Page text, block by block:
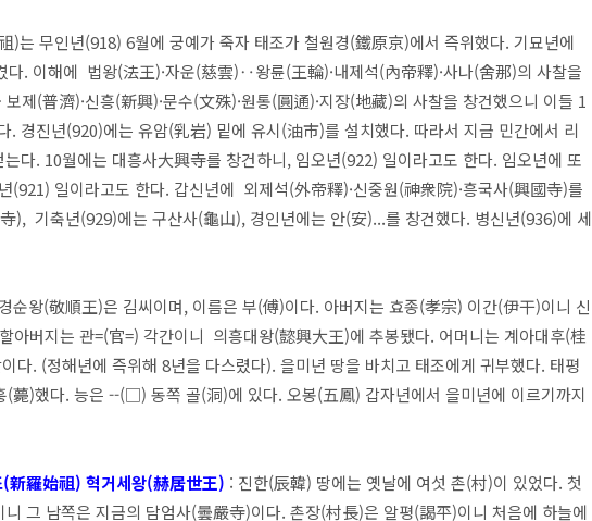
)는 무인년(918) 6월에 궁예가 죽자 태조가 철원경(鐵原京)에서 즉위했다. 기묘년에
다. 이해에 법왕(法王)·자운(慈雲)‥왕륜(王輪)·내제석(內帝釋)·사나(舍那)의 사찰을
제(普濟)·신흥(新興)·문수(文殊)·원통(圓通)·지장(地藏)의 사찰을 창건했으니 이들 1
. 경진년(920)에는 유암(乳岩) 밑에 유시(油市)를 설치했다. 따라서 지금 민간에서 리
다. 10월에는 대흥사大興寺를 창건하니, 임오년(922) 일이라고도 한다. 임오년에 또
(921) 일이라고도 한다. 갑신년에 외제석(外帝釋)·신중원(神衆院)·흥국사(興國寺)를
), 기축년(929)에는 구산사(龜山), 경인년에는 안(安)...를 창건했다. 병신년(936)에 세
순왕(敬順王)은 김씨이며, 이름은 부(傅)이다. 아버지는 효종(孝宗) 이간(伊干)이니 신
아버지는 관=(官=) 각간이니 의흥대왕(懿興大王)에 추봉됐다. 어머니는 계아대후(桂
다. (정해년에 즉위해 8년을 다스렸다). 을미년 땅을 바치고 태조에게 귀부했다. 태평
薨)했다. 능은 --(□) 동쪽 골(洞)에 있다. 오봉(五鳳) 갑자년에서 을미년에 이르기까지
新羅始祖) 혁거세왕(赫居世王) : 진한(辰韓) 땅에는 옛날에 여섯 촌(村)이 있었다. 첫
그 남쪽은 지금의 담엄사(曇嚴寺)이다. 촌장(村長)은 알평(謁平)이니 처음에 하늘에